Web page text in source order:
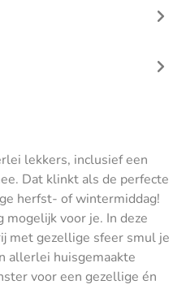
lekkers, inclusief een
Dat klinkt als de perfecte
herfst- of wintermiddag!
mogelijk voor je. In deze
met gezellige sfeer smul je
allerlei huisgemaakte
voor een gezellige én